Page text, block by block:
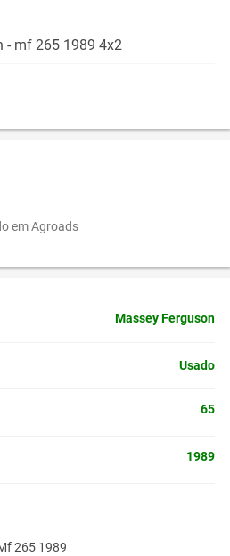
- mf 265 1989 4x2
em Agroads
Massey Ferguson
Usado
65
1989
265 1989